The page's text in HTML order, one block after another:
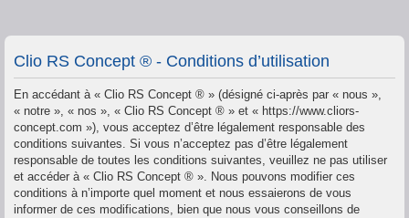
Clio RS Concept ® - Conditions d’utilisation
En accédant à « Clio RS Concept ® » (désigné ci-après par « nous »,
« notre », « nos », « Clio RS Concept ® » et « https://www.cliors-
concept.com »), vous acceptez d’être légalement responsable des
conditions suivantes. Si vous n’acceptez pas d’être légalement
responsable de toutes les conditions suivantes, veuillez ne pas utiliser
et accéder à « Clio RS Concept ® ». Nous pouvons modifier ces
conditions à n’importe quel moment et nous essaierons de vous
informer de ces modifications, bien que nous vous conseillons de